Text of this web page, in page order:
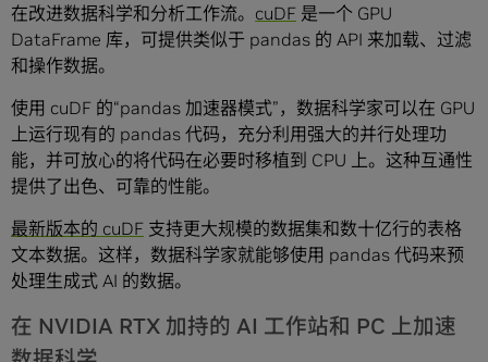
在改进数据科学和分析工作流。 cuDF 是一个 GPU
DataFrame 库，可提供类似于 pandas 的 API 来加载、过滤
和操作数据。
使用 cuDF 的“pandas 加速器模式”，数据科学家可以在 GPU
上运行现有的 pandas 代码，充分利用强大的并行处理功
能，并可放心的将代码在必要时移植到 CPU 上。这种互通性
提供了出色、可靠的性能。
最新版本的 cuDF 支持更大规模的数据集和数十亿行的表格
文本数据。这样，数据科学家就能够使用 pandas 代码来预
处理生成式 AI 的数据。
在 NVIDIA RTX 加持的 AI 工作站和 PC 上加速